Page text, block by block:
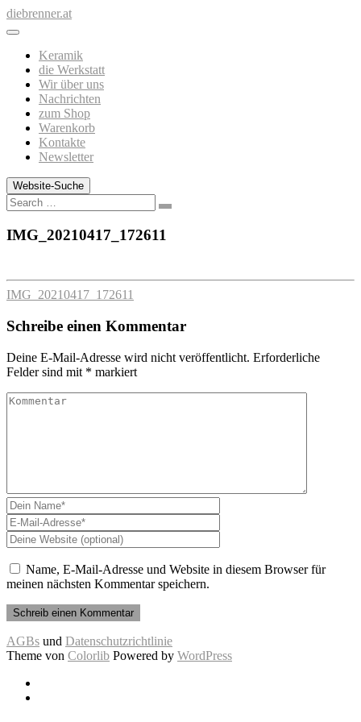
Zum
Inhalt
diebrenner.at
Keramik
die Werkstatt
Wir über uns
Nachrichten
zum Shop
Warenkorb
Kontakte
Newsletter
Website-Suche
Search
IMG_20210417_172611
IMG_20210417_172611
Schreibe einen Kommentar
Deine E-Mail-Adresse wird nicht veröffentlicht. Erforderliche
Felder sind mit * markiert
Name, E-Mail-Adresse und Website in diesem Browser für
meinen nächsten Kommentar speichern.
AGBs und Datenschutzrichtlinie
Theme von Colorlib Powered by WordPress